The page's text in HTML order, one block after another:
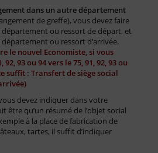
dans un autre département
de greffe), vous devez faire
département ou ressort de départ, et
ou ressort d’arrivée.
le nouvel Economiste, si vous
92, 93 ou 94 vers le 75, 91, 92, 93 ou
suffit : Transfert de siège social
devez indiquer dans votre
être qu’un résumé de l’objet social
à la place de fabrication de
tartes, il suffit d’indiquer